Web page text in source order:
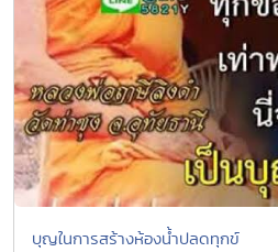
บุญในการสร้างห้องน้ำปลดทุกข์